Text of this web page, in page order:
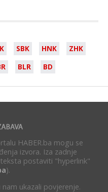
SBK HNK
ZHK
BLR BD
HABER.ba mogu se
izvora. Iza zadnje
postaviti "hyperlink"
).
nam ukazali povjerenje.